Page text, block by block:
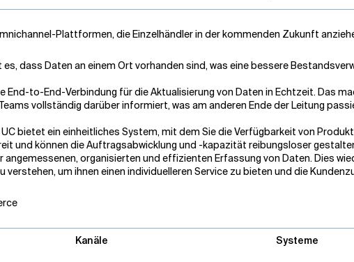
Plattformen, die Einzelhändler in der kommenden Zukunft
dass Daten an einem Ort vorhanden sind, was eine bessere
End-to-End-Verbindung für die Aktualisierung von Daten in Echtzeit. Das
vollständig darüber informiert, was am anderen Ende der Leitung
bietet ein einheitliches System, mit dem Sie die Verfügbarkeit von
und können die Auftragsabwicklung und -kapazität reibungsloser
organisierten und effizienten Erfassung von Daten. Dies
verstehen, um ihnen einen individuelleren Service zu bieten und die
Kanäle Systeme